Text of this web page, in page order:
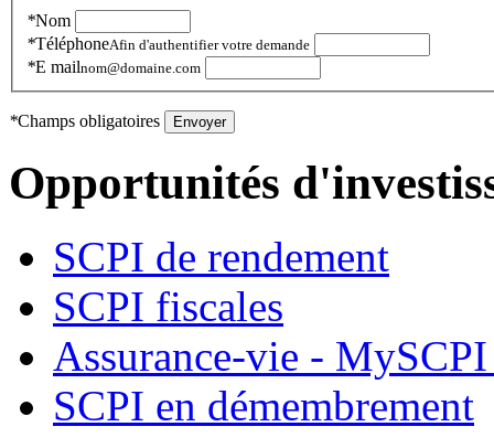
*Nom
*TéléphoneAfin d'authentifier votre demande
*E mailnom@domaine.com
*Champs obligatoires Envoyer
Opportunités
SCPI de rendement
SCPI fiscales
Assurance-vie -
SCPI en démembrement